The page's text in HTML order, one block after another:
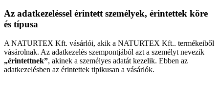
Az adatkezeléssel érintett személyek, érintettek köre
és típusa
A NATURTEX Kft. vásárlói, akik a NATURTEX Kft.. termékeiből
vásárolnak. Az adatkezelés szempontjából azt a személyt nevezik
„érintettnek”, akinek a személyes adatát kezelik. Ebben az
adatkezelésben az érintettek tipikusan a vásárlók.